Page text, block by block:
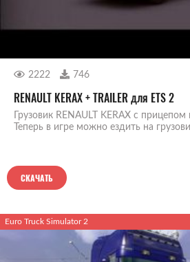
2222 746
RENAULT KERAX + TRAILER для ETS 2
Грузовик RENAULT KERAX с
Теперь в игре можно ездить на
СКАЧАТЬ
Euro Truck Simulator 2